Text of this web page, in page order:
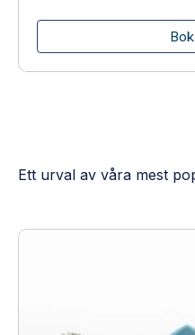
Ett urval av våra mest